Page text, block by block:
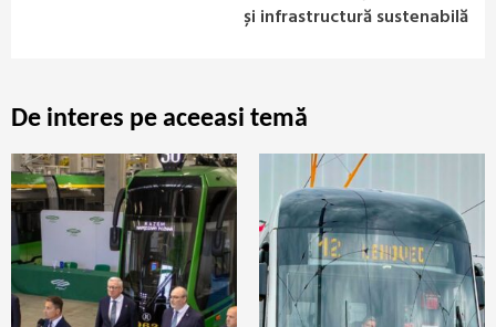
și infrastructură sustenabilă
De interes pe aceeasi temă